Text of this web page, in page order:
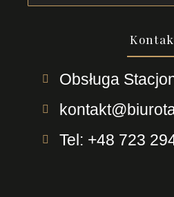
Obsługa
Tel: +48 723